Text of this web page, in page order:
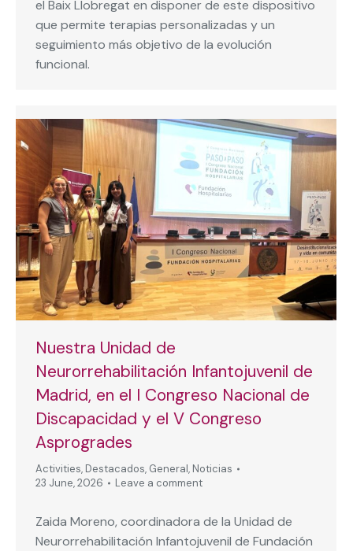
el Baix Llobregat en disponer de este dispositivo
que permite terapias personalizadas y un
seguimiento más objetivo de la evolución
funcional.
Nuestra Unidad de
Neurorrehabilitación Infantojuvenil de
Madrid, en el I Congreso Nacional de
Discapacidad y el V Congreso
Asprogrades
Activities, Destacados, General, Noticias
23 June, 2026
Leave a comment
Zaida Moreno, coordinadora de la Unidad de
Neurorrehabilitación Infantojuvenil de Fundación